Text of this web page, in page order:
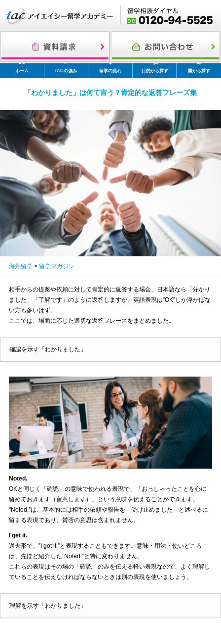
ホーム IACの強み 留学の流れ 目的から探す 国から探す
「わかりました」は何て言う？肯定的な返答フレーズ集
海外留学> 留学マガジン
相手からの提案や依頼に対して肯定的に返答する場合、日本語なら「分かり
ました」「了解です」のように返答しますが、英語表現は”OK”しか浮かばな
い方も多いはず。
ここでは、場面に応じた適切な返答フレーズをまとめました。
確認を示す「わかりました」
Noted.
OKと同じく「確認」の意味で使われる表現で、「おっしゃったことを心に
留めておきます（留意します）」という意味を伝えることができます。
“Noted.”は、基本的には相手の依頼や報告を「受け止めました」と述べるに
留まる表現であり、賛否の意思は含まれません。
I get it.
過去形で、”I got it.”と表現することもできます。意味・用法・使いどころ
は、先ほど紹介した”Noted.”と特に変わりません。
これらの表現はその場の「確認」のみを伝える軽い表現なので、よく理解し
ていることを伝えなければならないときは別の表現を使いましょう。
理解を示す「わかりました」